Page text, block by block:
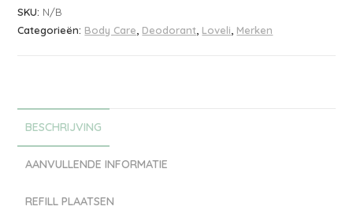
SKU: N/B
Categorieën: Body Care Deodorant Loveli Merken
BESCHRIJVING
AANVULLENDE INFORMATIE
REFILL PLAATSEN